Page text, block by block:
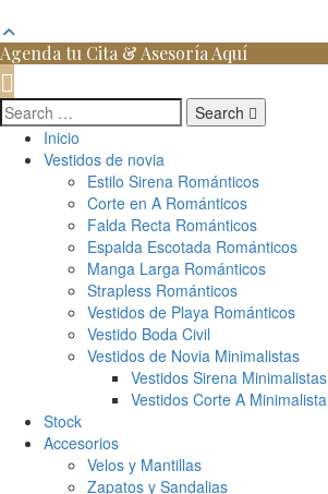
Agenda tu Cita & Asesoría Aquí
Search
Inicio
Vestidos de novia
Estilo Sirena Románticos
Corte en A Románticos
Falda Recta Románticos
Espalda Escotada Románticos
Manga Larga Románticos
Strapless Románticos
Vestidos de Playa Románticos
Vestido Boda Civil
Vestidos de Novia Minimalistas
Vestidos Sirena Minimalistas
Vestidos Corte A Minimalista
Stock
Accesorios
Velos y Mantillas
Zapatos y Sandalias